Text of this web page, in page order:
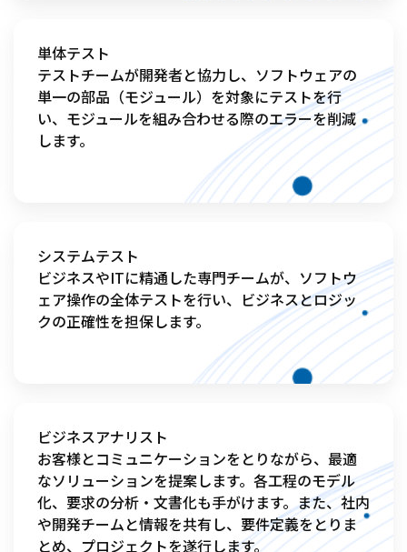
単体テスト
テストチームが開発者と協力し、ソフトウェアの
単一の部品（モジュール）を対象にテストを行
い、モジュールを組み合わせる際のエラーを削減
します。
システムテスト
ビジネスやITに精通した専門チームが、ソフトウ
ェア操作の全体テストを行い、ビジネスとロジッ
クの正確性を担保します。
ビジネスアナリスト
お客様とコミュニケーションをとりながら、最適
なソリューションを提案します。各工程のモデル
化、要求の分析・文書化も手がけます。また、社内
や開発チームと情報を共有し、要件定義をとりま
とめ、プロジェクトを遂行します。